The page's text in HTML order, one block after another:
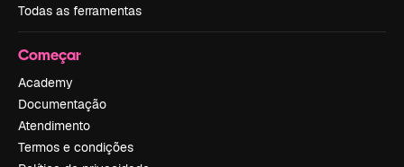
Todas as ferramentas
Começar
Academy
Documentação
Atendimento
Termos e condições